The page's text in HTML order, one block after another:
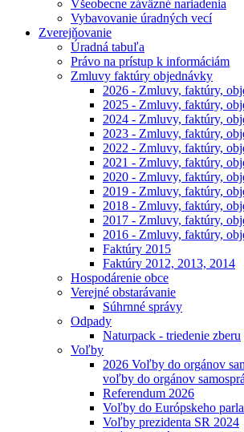
Všeobecne záväzné nariadenia
Vybavovanie úradných vecí
Zverejňovanie
Úradná tabuľa
Právo na prístup k informáciám
Zmluvy faktúry objednávky
2026 - Zmluvy, faktúry,
2025 - Zmluvy, faktúry,
2024 - Zmluvy, faktúry,
2023 - Zmluvy, faktúry,
2022 - Zmluvy, faktúry,
2021 - Zmluvy, faktúry,
2020 - Zmluvy, faktúry,
2019 - Zmluvy, faktúry,
2018 - Zmluvy, faktúry,
2017 - Zmluvy, faktúry,
2016 - Zmluvy, faktúry,
Faktúry 2015
Faktúry 2012, 2013, 2014
Hospodárenie obce
Verejné obstarávanie
Súhrnné správy
Odpady
Naturpack - triedenie zberu
Voľby
2026 Voľby do orgánov
voľby do orgánov
Referendum 2026
Voľby do Európskeho
Voľby prezidenta SR 2024